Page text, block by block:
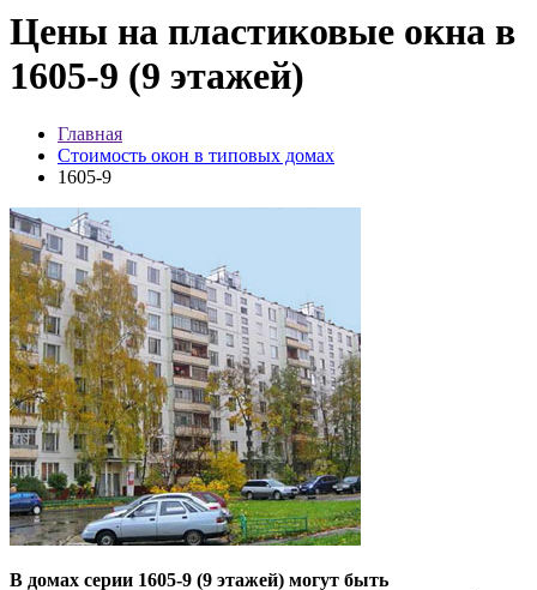
Цены на пластиковые окна в
1605-9 (9 этажей)
Главная
Стоимость окон в типовых домах
1605-9
В домах серии 1605-9 (9 этажей) могут быть